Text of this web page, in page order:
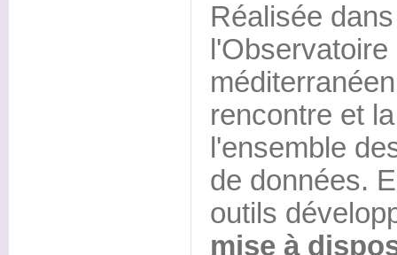
Réalisée
rencontre et
l'ensemble
de données.
outils
mise à